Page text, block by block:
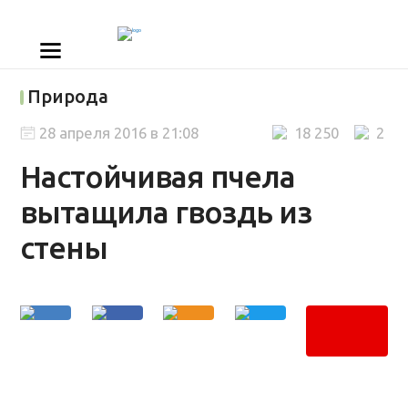
Природа
Настойчивая пчела
вытащила гвоздь из
стены
2
18 250
28 апреля 2016 в 21:08